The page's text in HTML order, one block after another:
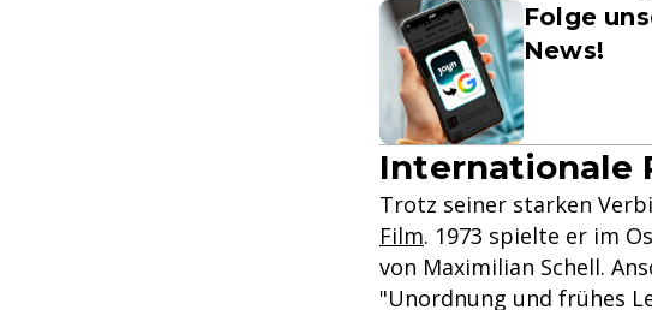
Folge
News!
Internationale
Trotz seiner starken
Film. 1973 spielte er im
von Maximilian Schell.
"Unordnung und frühes